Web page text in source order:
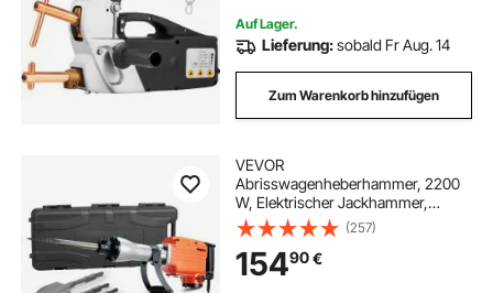
Auf Lager.
Lieferung:sobald Fr Aug. 14
Zum Warenkorb hinzufügen
VEVOR
Abrisswagenheberhammer, 2200
W, Elektrischer Jackhammer,
Strapazierfähig, 1400 BPM
Betonbrecher 4 Stück Meißel Bit,
Handschuhe
(257)
15490€